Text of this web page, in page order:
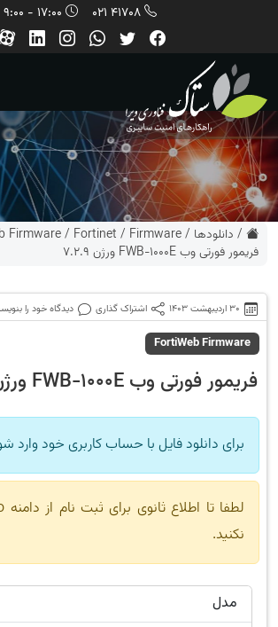
41708 021
/ دانلودها /
Firmware
/
Fortinet
/
Firmware
فریمور فورتی وب FWB-1000E ورژن 7.2.9
30 اردیبهشت 1403 اشتراک گذاری دیدگاه خود را
FortiWeb Firmware
فریمور فورتی وب FWB-1000E ورژن 7.2.9
برای دانلود فایل با حساب کاربری خود وارد
نکنید.
مدل